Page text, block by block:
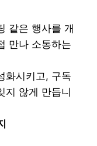
같은 행사를 개
만나 소통하는
화시키고, 구독
지 않게 만듭니